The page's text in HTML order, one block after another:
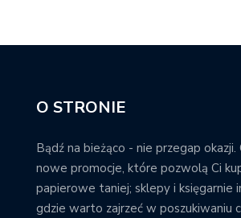
O STRONIE
Bądź na bieżąco - nie przegap okazji.
nowe promocje, które pozwolą Ci
papierowe taniej; sklepy i księgarnie
gdzie warto zajrzeć w poszukiwaniu